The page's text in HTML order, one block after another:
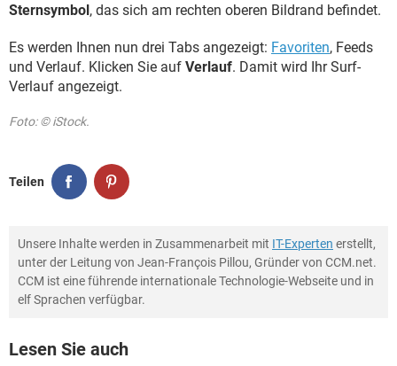
Sternsymbol, das sich am rechten oberen Bildrand befindet.
Es werden Ihnen nun drei Tabs angezeigt: Favoriten, Feeds
und Verlauf. Klicken Sie auf Verlauf. Damit wird Ihr Surf-
Verlauf angezeigt.
Foto: © iStock.
Teilen
Unsere Inhalte werden in Zusammenarbeit mit IT-Experten erstellt,
unter der Leitung von Jean-François Pillou, Gründer von CCM.net.
CCM ist eine führende internationale Technologie-Webseite und in
elf Sprachen verfügbar.
Lesen Sie auch